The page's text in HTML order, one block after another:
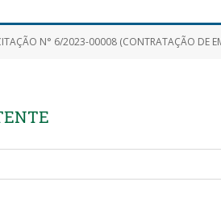
DE EMPRESA ESPECIALIZADA EM TRANSPORTE RODOVIÁRIO COM FORNECIMENTO DE PASSAGENS